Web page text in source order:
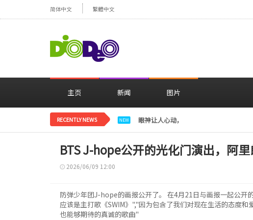
简体中文 繁體中文
主页 新闻 图片
RECENTLY NEWS NEW 眼神让人心动，美貌闪耀……安宥真，就
BTS J-hope公开的光化门演出，阿
2026/06/09 12:00
防弹少年团J-hope的画报公开了。 在4月21日与画报一起公
应该是主打歌《SWIM》","因为包含了我们对现在生活的态度
也能够期待的真诚的歌曲"